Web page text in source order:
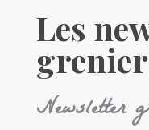
Les
grenier
Newsletter